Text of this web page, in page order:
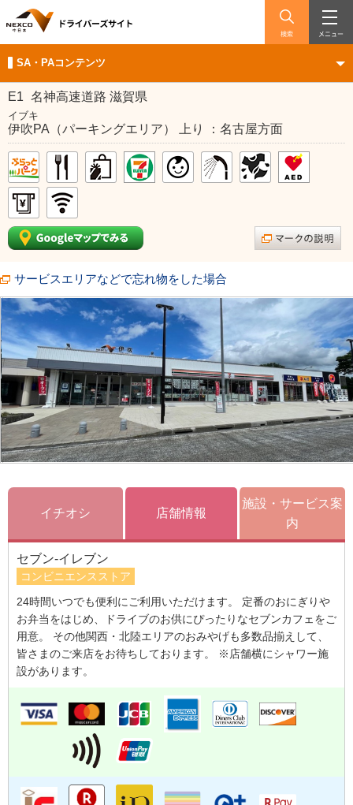
検索 メニュー
SA・PAコンテンツ
E1 名神高速道路 滋賀県
イブキ
伊吹PA（パーキングエリア） 上り ：名古屋方面
サービスエリアなどで忘れ物をした場合
イチオシ 店舗情報
施設・サービス案
内
セブン-イレブン
コンビニエンスストア
24時間いつでも便利にご利用いただけます。 定番のおにぎりや
お弁当をはじめ、ドライブのお供にぴったりなセブンカフェをご
用意。 その他関西・北陸エリアのおみやげも多数品揃えして、
皆さまのご来店をお待ちしております。 ※店舗横にシャワー施
設があります。